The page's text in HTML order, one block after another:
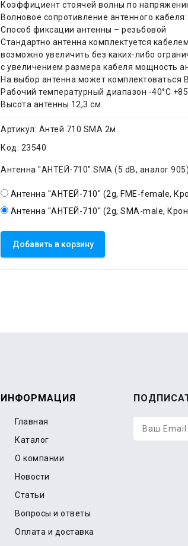
Коэффициент стоячей волны по
Волновое сопротивление антенного
Способ фиксации антенны – резьбовой
Стандартно антенна комплектуется
возможно увеличить без каких-либо
с увеличением размера кабеля мощность
На выбор антенна может комплектоваться
Рабочий температурный диапазон -40°C
Высота антенны 12,3 см.
Артикул: Антей 710 SMA 2м.
Код: 23540
Антенна "АНТЕЙ-710" SMA (5 dB, аналог
Антенна "АНТЕЙ-710" (2g, FME-female,
Антенна "АНТЕЙ-710" (2g, SMA-male,
Добавить в корзину
ИНФОРМАЦИЯ
Главная
Каталог
О компании
Новости
Статьи
Вопросы и ответы
Оплата и доставка